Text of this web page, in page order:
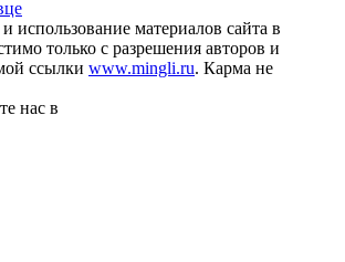
использование материалов сайта в
только с разрешения авторов и
ссылки www.mingli.ru. Карма не
нас в